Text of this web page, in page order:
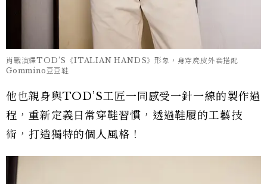
肖戰演繹TOD’S《ITALIAN HANDS》形象，身穿麂皮外套搭配
Gommino豆豆鞋
他也親身與TOD’S工匠一同感受一針一線的製作過
程，重新定義日常穿鞋習慣，透過鞋履的工藝技
術，打造獨特的個人風格！